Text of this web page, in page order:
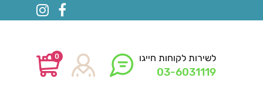
לשירות לקוחות חייגו
03-6031119
0